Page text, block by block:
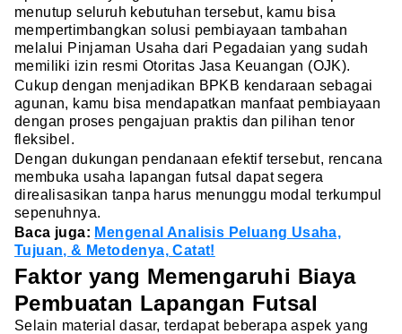
menutup seluruh kebutuhan tersebut, kamu bisa
mempertimbangkan solusi pembiayaan tambahan
melalui Pinjaman Usaha dari Pegadaian yang sudah
memiliki izin resmi Otoritas Jasa Keuangan (OJK).
Cukup dengan menjadikan BPKB kendaraan sebagai
agunan, kamu bisa mendapatkan manfaat pembiayaan
dengan proses pengajuan praktis dan pilihan tenor
fleksibel.
Dengan dukungan pendanaan efektif tersebut, rencana
membuka usaha lapangan futsal dapat segera
direalisasikan tanpa harus menunggu modal terkumpul
sepenuhnya.
Baca juga: Mengenal Analisis Peluang Usaha,
Tujuan, & Metodenya, Catat!
Faktor yang Memengaruhi Biaya
Pembuatan Lapangan Futsal
Selain material dasar, terdapat beberapa aspek yang